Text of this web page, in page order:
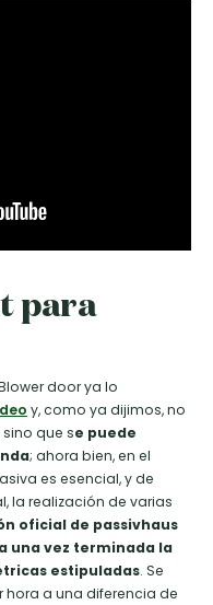
para
door ya lo
y, como ya dijimos, no
que se puede
; ahora bien, en el
es esencial, y de
la realización de varias
oficial de passivhaus
una vez terminada la
estipuladas. Se
a una diferencia de